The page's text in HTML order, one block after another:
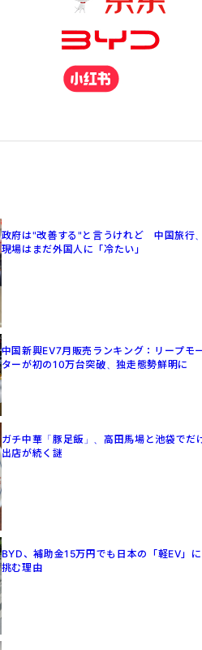
政府は"改善する"と言うけれど 中国旅行
現場はまだ外国人に「冷たい」
中国新興EV7月販売ランキング：リープモ
ターが初の10万台突破、独走態勢鮮明に
ガチ中華「豚足飯」、高田馬場と池袋でだ
出店が続く謎
BYD、補助金15万円でも日本の「軽EV」に
挑む理由